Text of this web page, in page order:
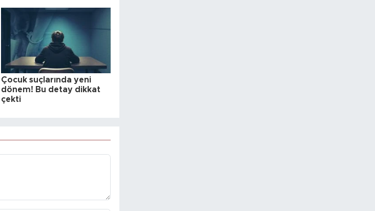
Çocuk suçlarında yeni
dönem! Bu detay dikkat
çekti